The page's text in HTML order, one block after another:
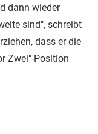
dann wieder
sind", schreibt
dass er die
Zwei"-Position